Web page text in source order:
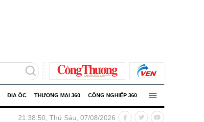
ĐỊA ỐC THƯƠNG MẠI 360 CÔNG NGHIỆP 360
Infographic | Sản xuất công nghiệp Hải Phòng tăng 15%
21:38:52, Thứ Sáu, 07/08/2026